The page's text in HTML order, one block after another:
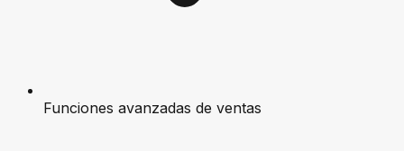
Funciones avanzadas de ventas